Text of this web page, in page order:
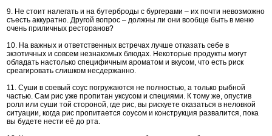
9. Не стоит налегать и на бутерброды с бургерами – их почти невозможно
съесть аккуратно. Другой вопрос – должны ли они вообще быть в меню
очень приличных ресторанов?
10. На важных и ответственных встречах лучше отказать себе в
экзотичных и совсем незнакомых блюдах. Некоторые продукты могут
обладать настолько специфичным ароматом и вкусом, что есть риск
среагировать слишком несдержанно.
11. Суши в соевый соус погружаются не полностью, а только рыбной
частью. Сам рис уже пропитан уксусом и специями. К тому же, опустив
ролл или суши той стороной, где рис, вы рискуете оказаться в неловкой
ситуации, когда рис пропитается соусом и конструкция развалится, пока
вы будете нести её до рта.